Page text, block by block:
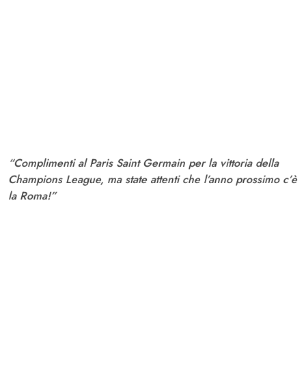
“Complimenti al Paris Saint Germain per la vittoria della
Champions League, ma state attenti che l’anno prossimo c’è
la Roma!”